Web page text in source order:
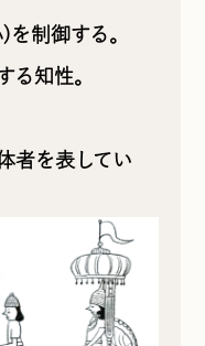
制御する。
る知性。
者を表してい